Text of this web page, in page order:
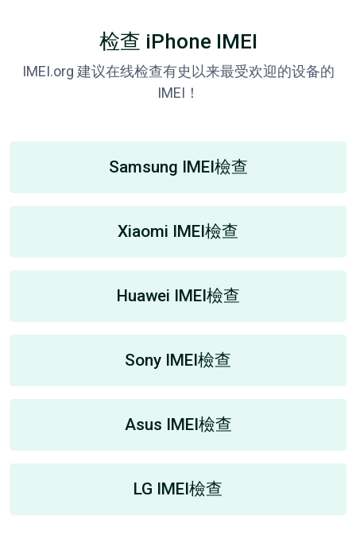
检查 iPhone IMEI
IMEI.org 建议在线检查有史以来最受欢迎的设备的
IMEI！
Samsung IMEI檢查
Xiaomi IMEI檢查
Huawei IMEI檢查
Sony IMEI檢查
Asus IMEI檢查
LG IMEI檢查